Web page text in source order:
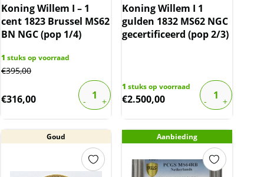
Koning Willem I – 1
cent 1823 Brussel MS62
BN NGC (pop 1/4)
1 stuks op voorraad
€395,00
€316,00
Koning Willem I 1
gulden 1832 MS62 NGC
gecertificeerd (pop 2/3)
1 stuks op voorraad
€2.500,00
Goud Aanbieding